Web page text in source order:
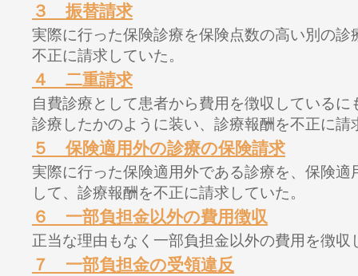
３ 振替請求
実際に行った保険診療を保険点数の高い別の
不正に請求していた。
４ 二重請求
自費診療として患者から費用を徴収している
診療したかのように装い、診療報酬を不正に請
５ 保険適用外の診療の保険請求
実際に行った保険適用外である診療を、保険
して、診療報酬を不正に請求していた。
６ 一部負担金以外の費用徴収
正当な理由もなく一部負担金以外の費用を徴収
７ 一部負担金の受領違反